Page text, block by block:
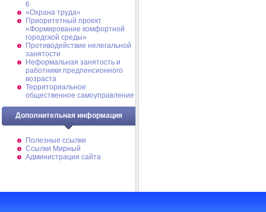
6
«Охрана труда»
Приоритетный проект
«Формирование комфортной
городской среды»
Противодействие нелегальной
занятости
Неформальная занятость и
работники предпенсионного
возраста
Территориальное
общественное самоуправление
Дополнительная информация
Полезные ссылки
Ссылки Мирный
Администрация сайта